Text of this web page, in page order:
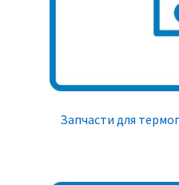
Запчасти для